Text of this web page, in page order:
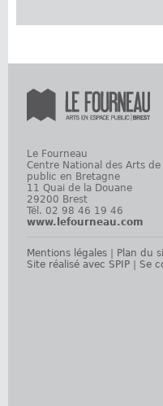
Le Fourneau
Centre National des Arts
public en Bretagne
11 Quai de la Douane
29200 Brest
Tél. 02 98 46 19 46
www.lefourneau.com
Mentions légales
Plan du
Site réalisé avec SPIP
Se